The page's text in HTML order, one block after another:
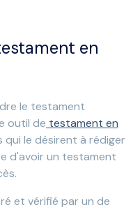
en
le testament
outil de testament en
qui le désirent à rédiger
d'avoir un testament
et vérifié par un de